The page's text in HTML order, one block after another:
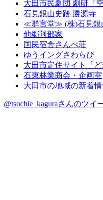
大田市民劇団 劇研『空
石見銀山史跡 勝源寺
≪群言堂≫ (株)石見銀
他郷阿部家
国民宿舎さんべ荘
ゆうイングさわらび
大田市定住サイト『ど
石東林業商会・企画室
大田市の地域の新着
@tsuchie_kaguraさんのツイ